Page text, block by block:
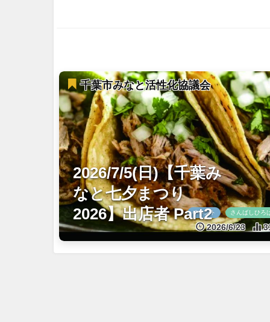
千葉市みなと活性化協議会
2026/7/5(日)【千葉み
なと七夕まつり
2026】出店者 Part2
イベント さんばしひろ
2026/6/23